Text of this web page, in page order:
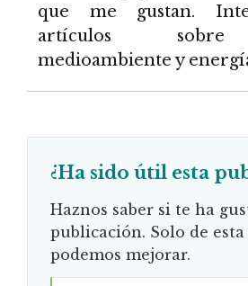
que me gustan.
artículos sobre
medioambiente y
¿Ha sido útil esta
Haznos saber si te ha
publicación. Solo de esta
podemos mejorar.